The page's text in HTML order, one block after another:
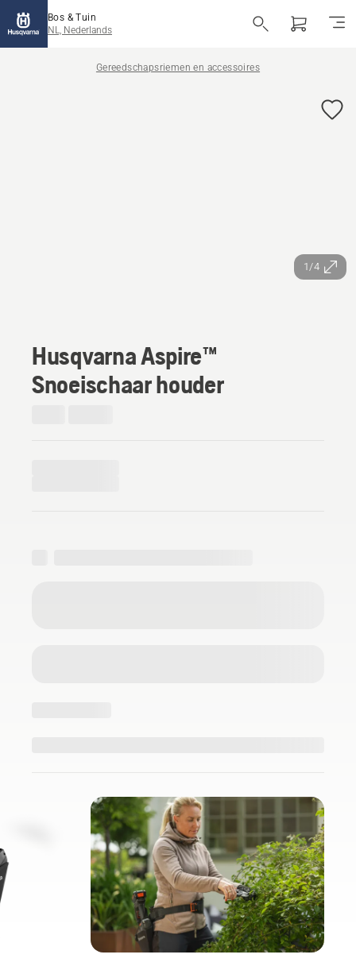
Bos & Tuin
NL, Nederlands
Gereedschapsriemen en accessoires
1/4
Husqvarna Aspire™
Snoeischaar houder